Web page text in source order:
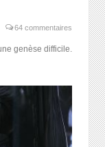
64 commentaires
genèse difficile.